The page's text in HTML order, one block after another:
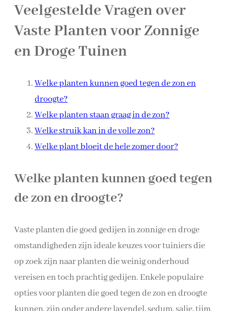
Veelgestelde Vragen over
Vaste Planten voor Zonnige
en Droge Tuinen
Welke planten kunnen goed tegen de zon en
droogte?
Welke planten staan graag in de zon?
Welke struik kan in de volle zon?
Welke plant bloeit de hele zomer door?
Welke planten kunnen goed tegen
de zon en droogte?
Vaste planten die goed gedijen in zonnige en droge
omstandigheden zijn ideale keuzes voor tuiniers die
op zoek zijn naar planten die weinig onderhoud
vereisen en toch prachtig gedijen. Enkele populaire
opties voor planten die goed tegen de zon en droogte